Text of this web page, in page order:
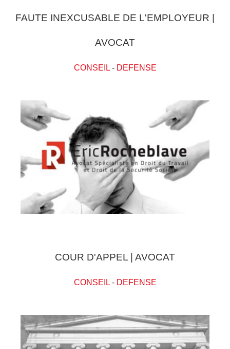
FAUTE INEXCUSABLE DE L'EMPLOYEUR |
AVOCAT
CONSEIL- DEFENSE
COUR D'APPEL | AVOCAT
CONSEIL- DEFENSE